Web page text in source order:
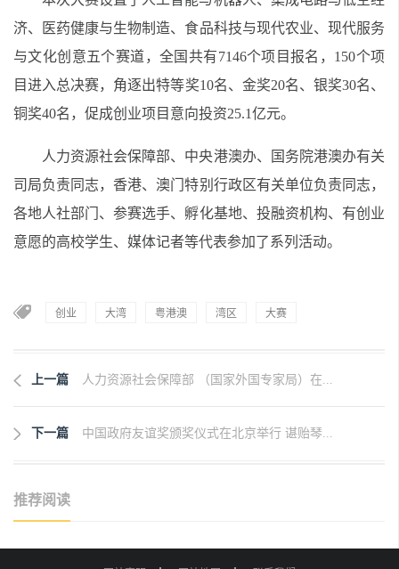
济、医药健康与生物制造、食品科技与现代农业、现代服务
与文化创意五个赛道，全国 共有7146个项目报名，150个项
目进入总决赛， 角逐出特等奖10名、金奖20名、银奖30名、
铜奖40名 ， 促成创业项目 意向投资25.1亿元。
人力资源社会保障部、 中央港澳办、国务院港澳办有关
司局负责同志，香港、澳门特别行政区有关单位负责同志，
各地人社部门、参赛选手、孵化基地、投融资机构、 有创业
意愿的高校学生、 媒体记者等代表参加了系列 活动。
创业 大湾 粤港澳 湾区 大赛
上一篇 人力资源社会保障部 （国家外国专家局）在...
下一篇 中国政府友谊奖颁奖仪式在北京举行 谌贻琴...
推荐阅读